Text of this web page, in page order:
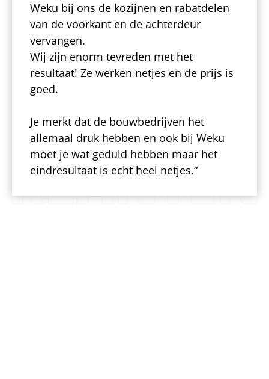
Weku bij ons de kozijnen en rabatdelen
van de voorkant en de achterdeur
vervangen.
Wij zijn enorm tevreden met het
resultaat! Ze werken netjes en de prijs is
goed.
Je merkt dat de bouwbedrijven het
allemaal druk hebben en ook bij Weku
moet je wat geduld hebben maar het
eindresultaat is echt heel netjes.“